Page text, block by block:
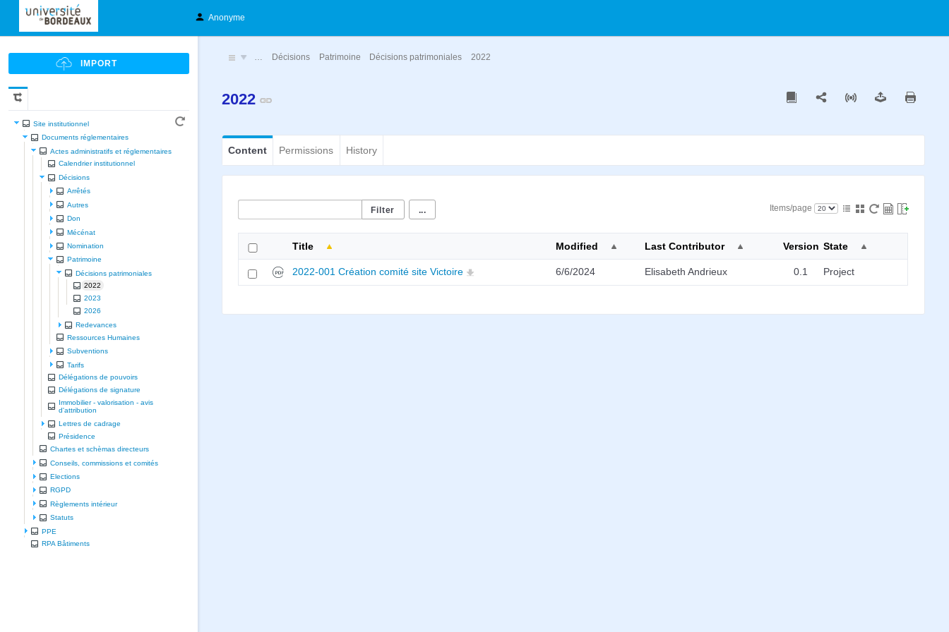
Anonyme
Site institutionnel
Documents réglementaires
Actes administratifs et réglementaires
Calendrier institutionnel
Décisions
Arrêtés
Autres
Don
Mécénat
Nomination
Patrimoine
Décisions patrimoniales
2022
2023
2026
Redevances
Ressources Humaines
Subventions
Tarifs
Délégations de pouvoirs
Délégations de signature
Immobilier - valorisation - avis
d'attribution
Lettres de cadrage
Présidence
Chartes et schèmas directeurs
Conseils, commissions et comités
Elections
RGPD
Règlements intérieur
Statuts
PPE
RPA Bâtiments
… Décisions Patrimoine Décisions patrimoniales 2022
2022
Content Permissions History
... Items/page
Title Modified Last Contributor Version State
2022-001 Création comité site Victoire 6/6/2024 Elisabeth Andrieux 0.1 Project